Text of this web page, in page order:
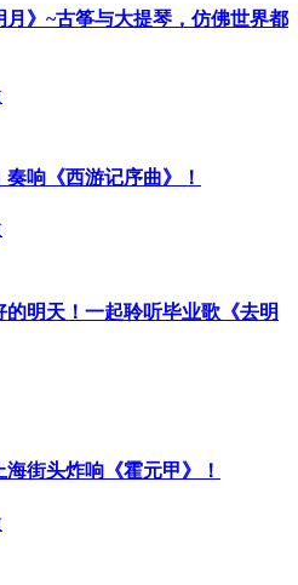
》~古筝与大提琴，仿佛世界都
响《西游记序曲》！
明天！一起聆听毕业歌《去明
街头炸响《霍元甲》！